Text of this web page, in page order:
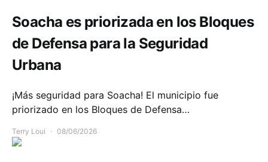
Soacha es priorizada en los Bloques
de Defensa para la Seguridad
Urbana
¡Más seguridad para Soacha! El municipio fue
priorizado en los Bloques de Defensa…
Terry Loui 08/06/2026